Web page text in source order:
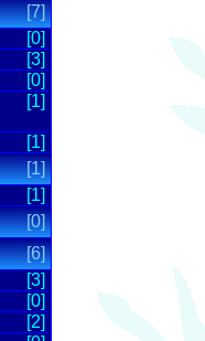
[7]
[0]
[3]
[0]
[1]
[1]
[1]
[1]
[0]
[6]
[3]
[0]
[2]